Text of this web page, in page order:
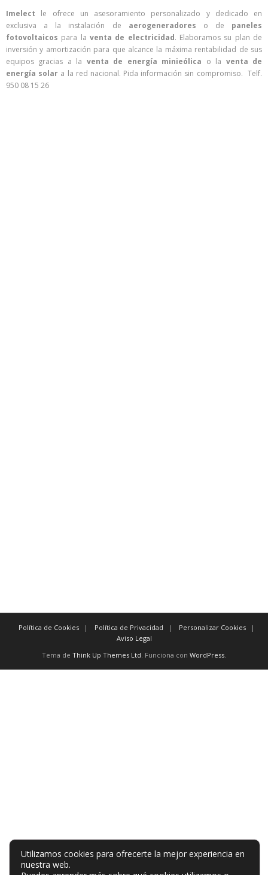
Imelect le ofrece un asesoramiento personalizado y dedicado en
exclusiva a la instalación de aerogeneradores o de paneles
fotovoltaicos para la venta de electricidad. Elaboramos su plan de
inversión y amortización para que alcance la máxima rentabilidad de sus
equipos gracias a la venta de energía minieólica o la venta de
energía solar a la red nacional. Pida información sin compromiso. Telf.
950 08 15 26
Política de Cookies Política de Privacidad
Personalizar Cookies
Aviso Legal
Tema de Think Up Themes Ltd . Funciona con WordPress
Utilizamos cookies para ofrecerte la mejor experiencia en
nuestra web.